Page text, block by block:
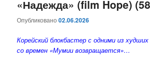
содержимому
содержимому
«Надежда» (film Hope)
Опубликовано02.06.2026
Корейский блокбастер с одними из
со времен «Мумии возвращается»…